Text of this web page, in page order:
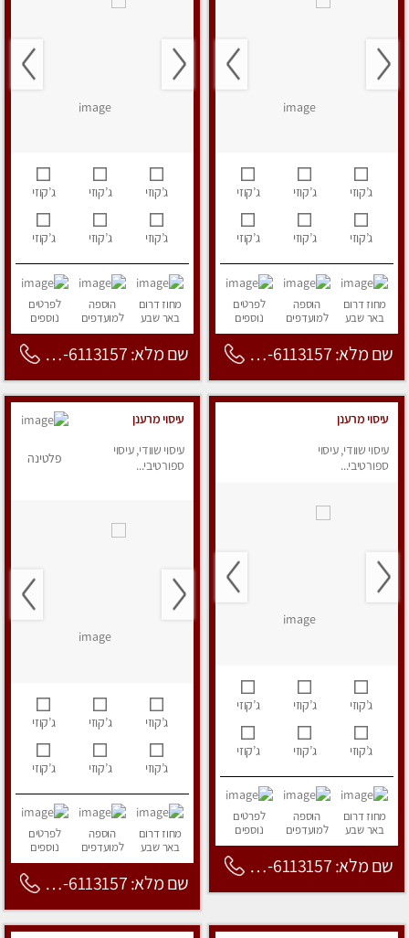
ג’קוזי ג’קוזי ג’קוזי
ג’קוזי ג’קוזי ג’קוזי
מחוז דרום
באר שבע
הוספה
למועדפים
לפרטים
נוספים
שם מלא: 053-6113157
ג’קוזי ג’קוזי ג’קוזי
ג’קוזי ג’קוזי ג’קוזי
מחוז דרום
באר שבע
הוספה
למועדפים
לפרטים
נוספים
שם מלא: 053-6113157
עיסוי מרענן
עיסוי שוודי, עיסוי
ספורטיבי...
ג’קוזי ג’קוזי ג’קוזי
ג’קוזי ג’קוזי ג’קוזי
מחוז דרום
באר שבע
הוספה
למועדפים
לפרטים
נוספים
שם מלא: 053-6113157
עיסוי מרענן
עיסוי שוודי, עיסוי
ספורטיבי...
פלטינה
ג’קוזי ג’קוזי ג’קוזי
ג’קוזי ג’קוזי ג’קוזי
מחוז דרום
באר שבע
הוספה
למועדפים
לפרטים
נוספים
שם מלא: 053-6113157